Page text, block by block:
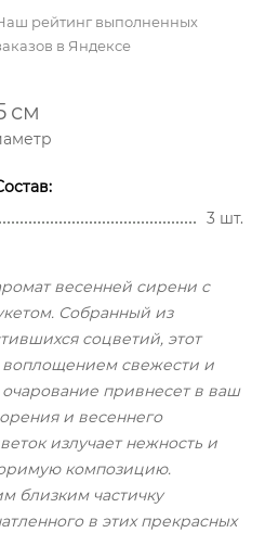
рейтинг выполненных
в Яндексе
см
3 шт.
весенней сирени с
Собранный из
соцветий, этот
воплощением свежести и
привнесет в ваш
и весеннего
излучает нежность и
композицию.
близким частичку
в этих прекрасных